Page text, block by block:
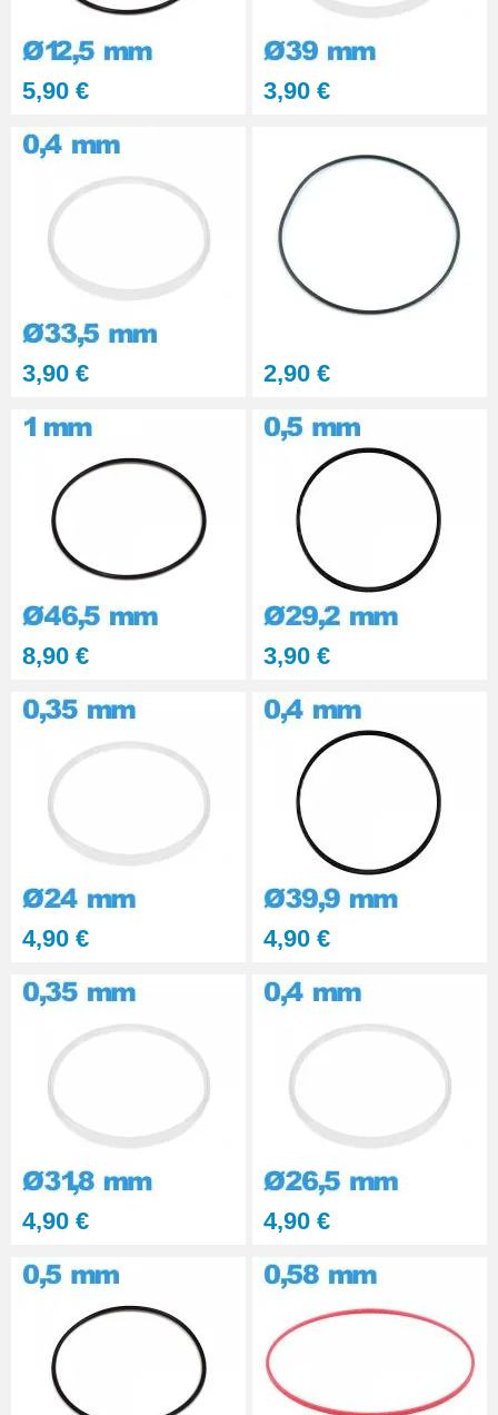
les capots vissés
5,90 €
Lubrijoint – Graisse pour Joint
de Montre étanche
5,90 € 3,90 €
3,90 € 2,90 €
8,90 € 3,90 €
4,90 € 4,90 €
4,90 € 4,90 €